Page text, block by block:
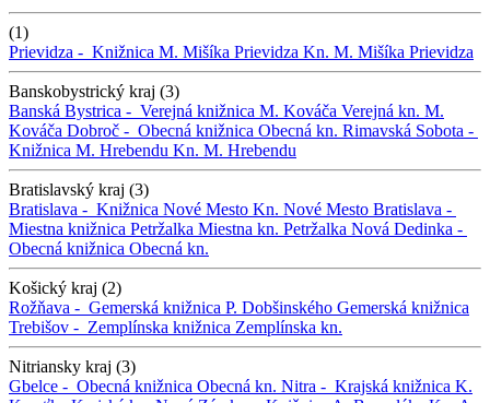
(1)
Prievidza - Knižnica M. Mišíka Prievidza Kn. M. Mišíka Prievidza
Banskobystrický kraj (3)
Banská Bystrica - Verejná knižnica M. Kováča Verejná kn. M.
Kováča Dobroč - Obecná knižnica Obecná kn. Rimavská Sobota -
Knižnica M. Hrebendu Kn. M. Hrebendu
Bratislavský kraj (3)
Bratislava - Knižnica Nové Mesto Kn. Nové Mesto Bratislava -
Miestna knižnica Petržalka Miestna kn. Petržalka Nová Dedinka -
Obecná knižnica Obecná kn.
Košický kraj (2)
Rožňava - Gemerská knižnica P. Dobšinského Gemerská knižnica
Trebišov - Zemplínska knižnica Zemplínska kn.
Nitriansky kraj (3)
Gbelce - Obecná knižnica Obecná kn. Nitra - Krajská knižnica K.